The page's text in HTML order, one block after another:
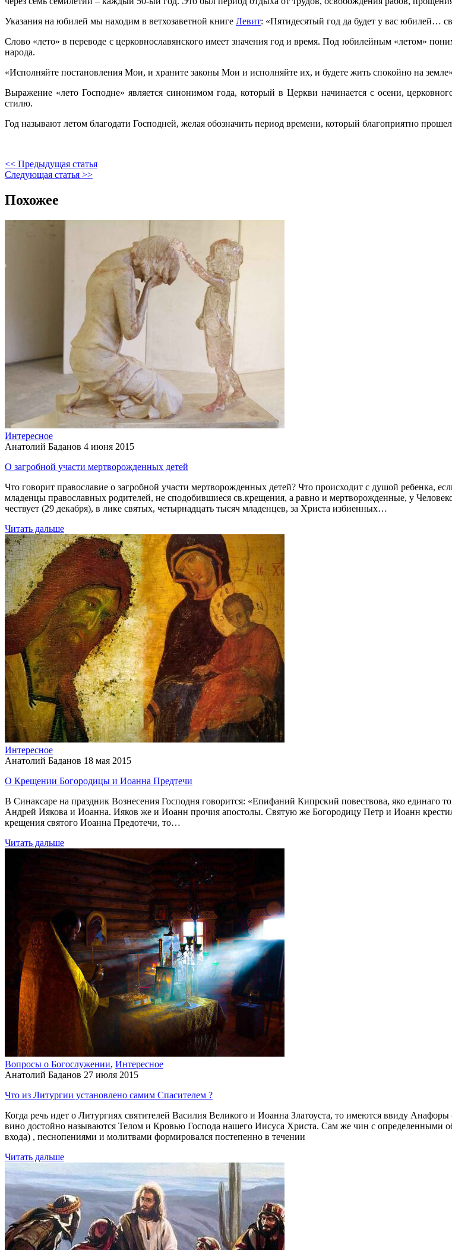
Указания на юбилей мы находим в ветхозаветной книге Левит: «Пятидесятый год да будет у вас юбилей…
Слово «лето» в переводе с церковнославянского имеет значения год и время. Под юбилейным «летом»
народа.
«Исполняйте постановления Мои, и храните законы Мои и исполняйте их, и будете жить спокойно на
Выражение «лето Господне» является синонимом года, который в Церкви начинается с осени,
стилю.
Год называют летом благодати Господней, желая обозначить период времени, который благоприятно
<< Предыдущая статья
Следующая статья >>
Похожее
Интересное
Анатолий Баданов 4 июня 2015
О загробной участи мертворожденных детей
Что говорит православие о загробной участи мертворожденных детей? Что происходит с душой
младенцы православных родителей, не сподобившиеся св.крещения, а равно и мертворожденные, у
чествует (29 декабря), в лике святых, четырнадцать тысяч младенцев, за Христа избиенных…
Читать дальше
Интересное
Анатолий Баданов 18 мая 2015
О Крещении Богородицы и Иоанна Предтечи
В Синаксаре на праздник Вознесения Господня говорится: «Епифаний Кипрский повествова, яко единаго
Андрей Иякова и Иоанна. Ияков же и Иоанн прочия апостолы. Святую же Богородицу Петр и Иоанн
крещения святого Иоанна Предотечи, то…
Читать дальше
Вопросы о Богослужении, Интересное
Анатолий Баданов 27 июля 2015
Что из Литургии установлено самим Спасителем ?
Когда речь идет о Литургиях святителей Василия Великого и Иоанна Златоуста, то имеются ввиду
вино достойно называются Телом и Кровью Господа нашего Иисуса Христа. Сам же чин с определенными
входа) , песнопениями и молитвами формировался постепенно в течении
Читать дальше